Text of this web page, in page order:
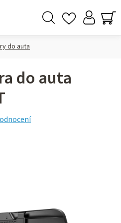
do auta
do auta